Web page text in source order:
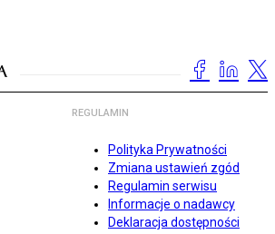
REGULAMIN
Polityka Prywatności
Zmiana ustawień zgód
Regulamin serwisu
Informacje o nadawcy
Deklaracja dostępności